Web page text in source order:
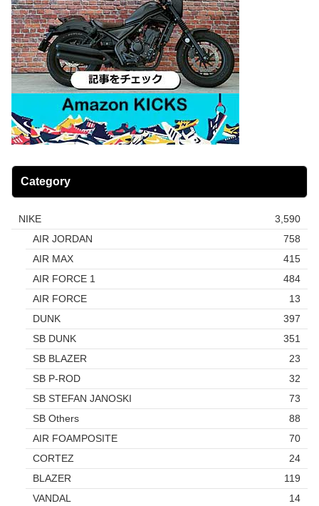
Category
NIKE
3,590
AIR JORDAN
758
AIR MAX
415
AIR FORCE 1
484
AIR FORCE
13
DUNK
397
SB DUNK
351
SB BLAZER
23
SB P-ROD
32
SB STEFAN JANOSKI
73
SB Others
88
AIR FOAMPOSITE
70
CORTEZ
24
BLAZER
119
VANDAL
14